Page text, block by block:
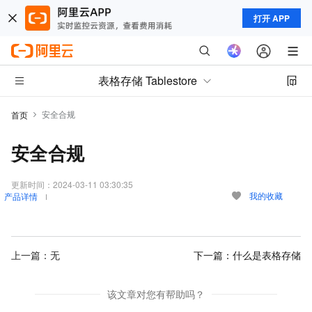
打开 APP
表格存储 Tablestore
首页 安全合规
安全合规
更新时间： 2024-03-11 03:30:35
产品详情
我的收藏
上一篇：无 下一篇： 什么是表格存储
该文章对您有帮助吗？